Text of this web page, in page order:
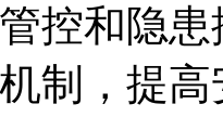
控和隐
制，提